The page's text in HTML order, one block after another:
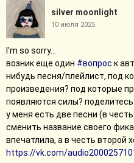
silver moonlight
10 июля 2025
I'm so sorry...
возник еще один #вопрос к
нибудь песня/плейлист, под
произведения? под которые
появляются силы?
у меня есть две песни (в
сменить название своего
впечатлила, а в честь второй
https://vk.com/